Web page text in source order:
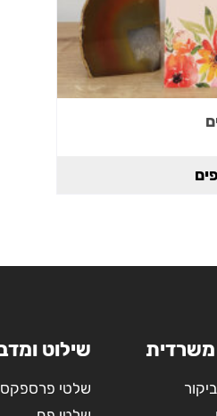
משרדית שילוט
שלטי פרספקס